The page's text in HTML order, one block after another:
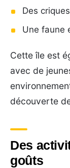
Des
Une faune
Cette île est
avec de
découverte
Des
goûts